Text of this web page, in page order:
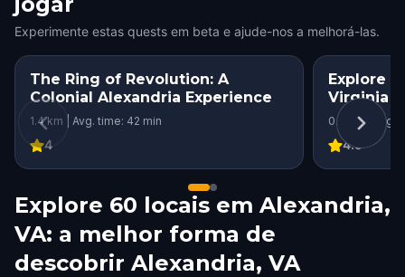
Experimente estas quests em beta e ajude-nos a melhorá-las.
The Ring of Revolution: A
Colonial Alexandria Experience
1.4 km | Avg. time: 42 min
4
Explore
Virginia
0.8 km | Avg.
4.5
Explore 60 locais em Alexandria,
VA: a melhor forma de
descobrir Alexandria, VA